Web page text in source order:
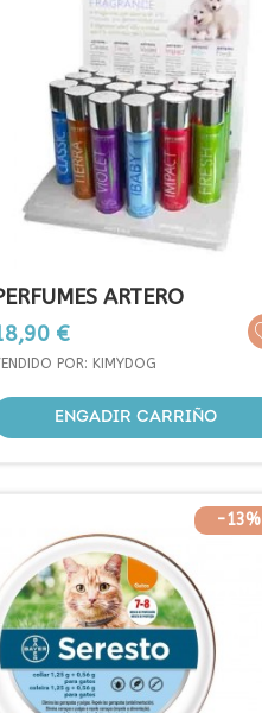
ARTERO
€
POR: KIMYDOG
ENGADIR CARRIÑO
-13%